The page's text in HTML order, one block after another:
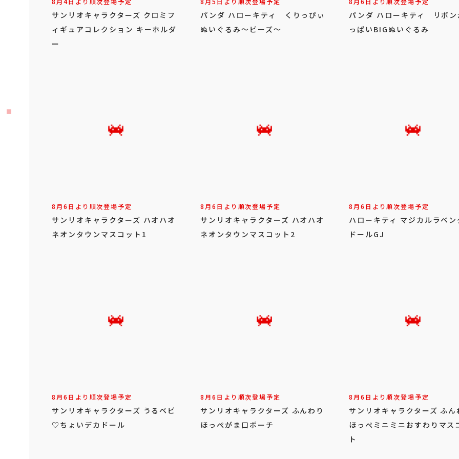
サンリオキャラクターズ クロミフ
ィギュアコレクション キーホルダ
ー
パンダ ハローキティ くりっぴぃ
ぬいぐるみ～ビーズ～
パンダ ハローキティ リボン
っぱいBIGぬいぐるみ
8月6日より順次登場予定
サンリオキャラクターズ ハオハオ
ネオンタウンマスコット1
8月6日より順次登場予定
サンリオキャラクターズ ハオハオ
ネオンタウンマスコット2
8月6日より順次登場予定
ハローキティ マジカルラベン
ドールGJ
8月6日より順次登場予定
サンリオキャラクターズ うるベビ
♡ちょいデカドール
8月6日より順次登場予定
サンリオキャラクターズ ふんわり
ほっぺがま口ポーチ
8月6日より順次登場予定
サンリオキャラクターズ ふん
ほっぺミニミニおすわりマス
ト